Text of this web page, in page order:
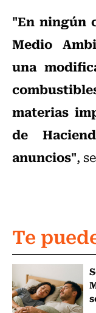
"En ningún
Medio
una
materias
de
anuncios",
Te